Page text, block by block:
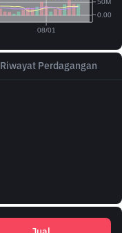
Riwayat Perdagangan